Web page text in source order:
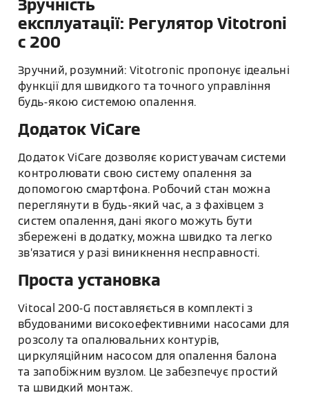
Зручність
експлуатації: Регулятор Vitotroni
c 200
Зручний, розумний: Vitotronic пропонує ідеальні
функції для швидкого та точного управління
будь-якою системою опалення.
Додаток ViCare
Додаток ViCare дозволяє користувачам системи
контролювати свою систему опалення за
допомогою смартфона. Робочий стан можна
переглянути в будь-який час, а з фахівцем з
систем опалення, дані якого можуть бути
збережені в додатку, можна швидко та легко
зв’язатися у разі виникнення несправності.
Проста установка
Vitocal 200-G поставляється в комплекті з
вбудованими високоефективними насосами для
розсолу та опалювальних контурів,
циркуляційним насосом для опалення балона
та запобіжним вузлом. Це забезпечує простий
та швидкий монтаж.